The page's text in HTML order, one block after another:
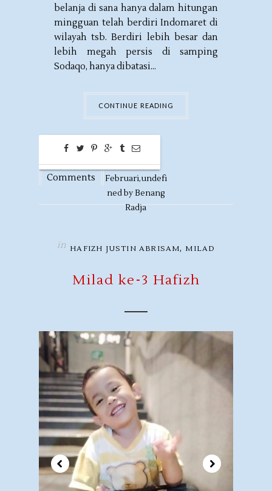
belanja di sana hanya dalam hitungan
mingguan telah berdiri Indomaret di
wilayah tsb. Berdiri lebih besar dan
lebih megah persis di samping
Sodaqo, hanya dibatasi...
CONTINUE READING
0
Comments
12
Februari,undefi
ned byBenang
Radja
in HAFIZH JUSTIN ABRISAM, MILAD
Milad ke-3 Hafizh